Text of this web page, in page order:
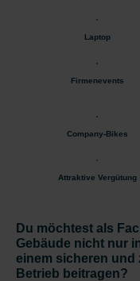
Laptop
Firmenevents
Company-Bikes
Attraktive Vergütung
Du möchtest als
Gebäude nicht nur
einem sicheren und
Betrieb beitragen?